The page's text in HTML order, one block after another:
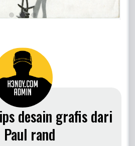
desain grafis dari
Paul rand